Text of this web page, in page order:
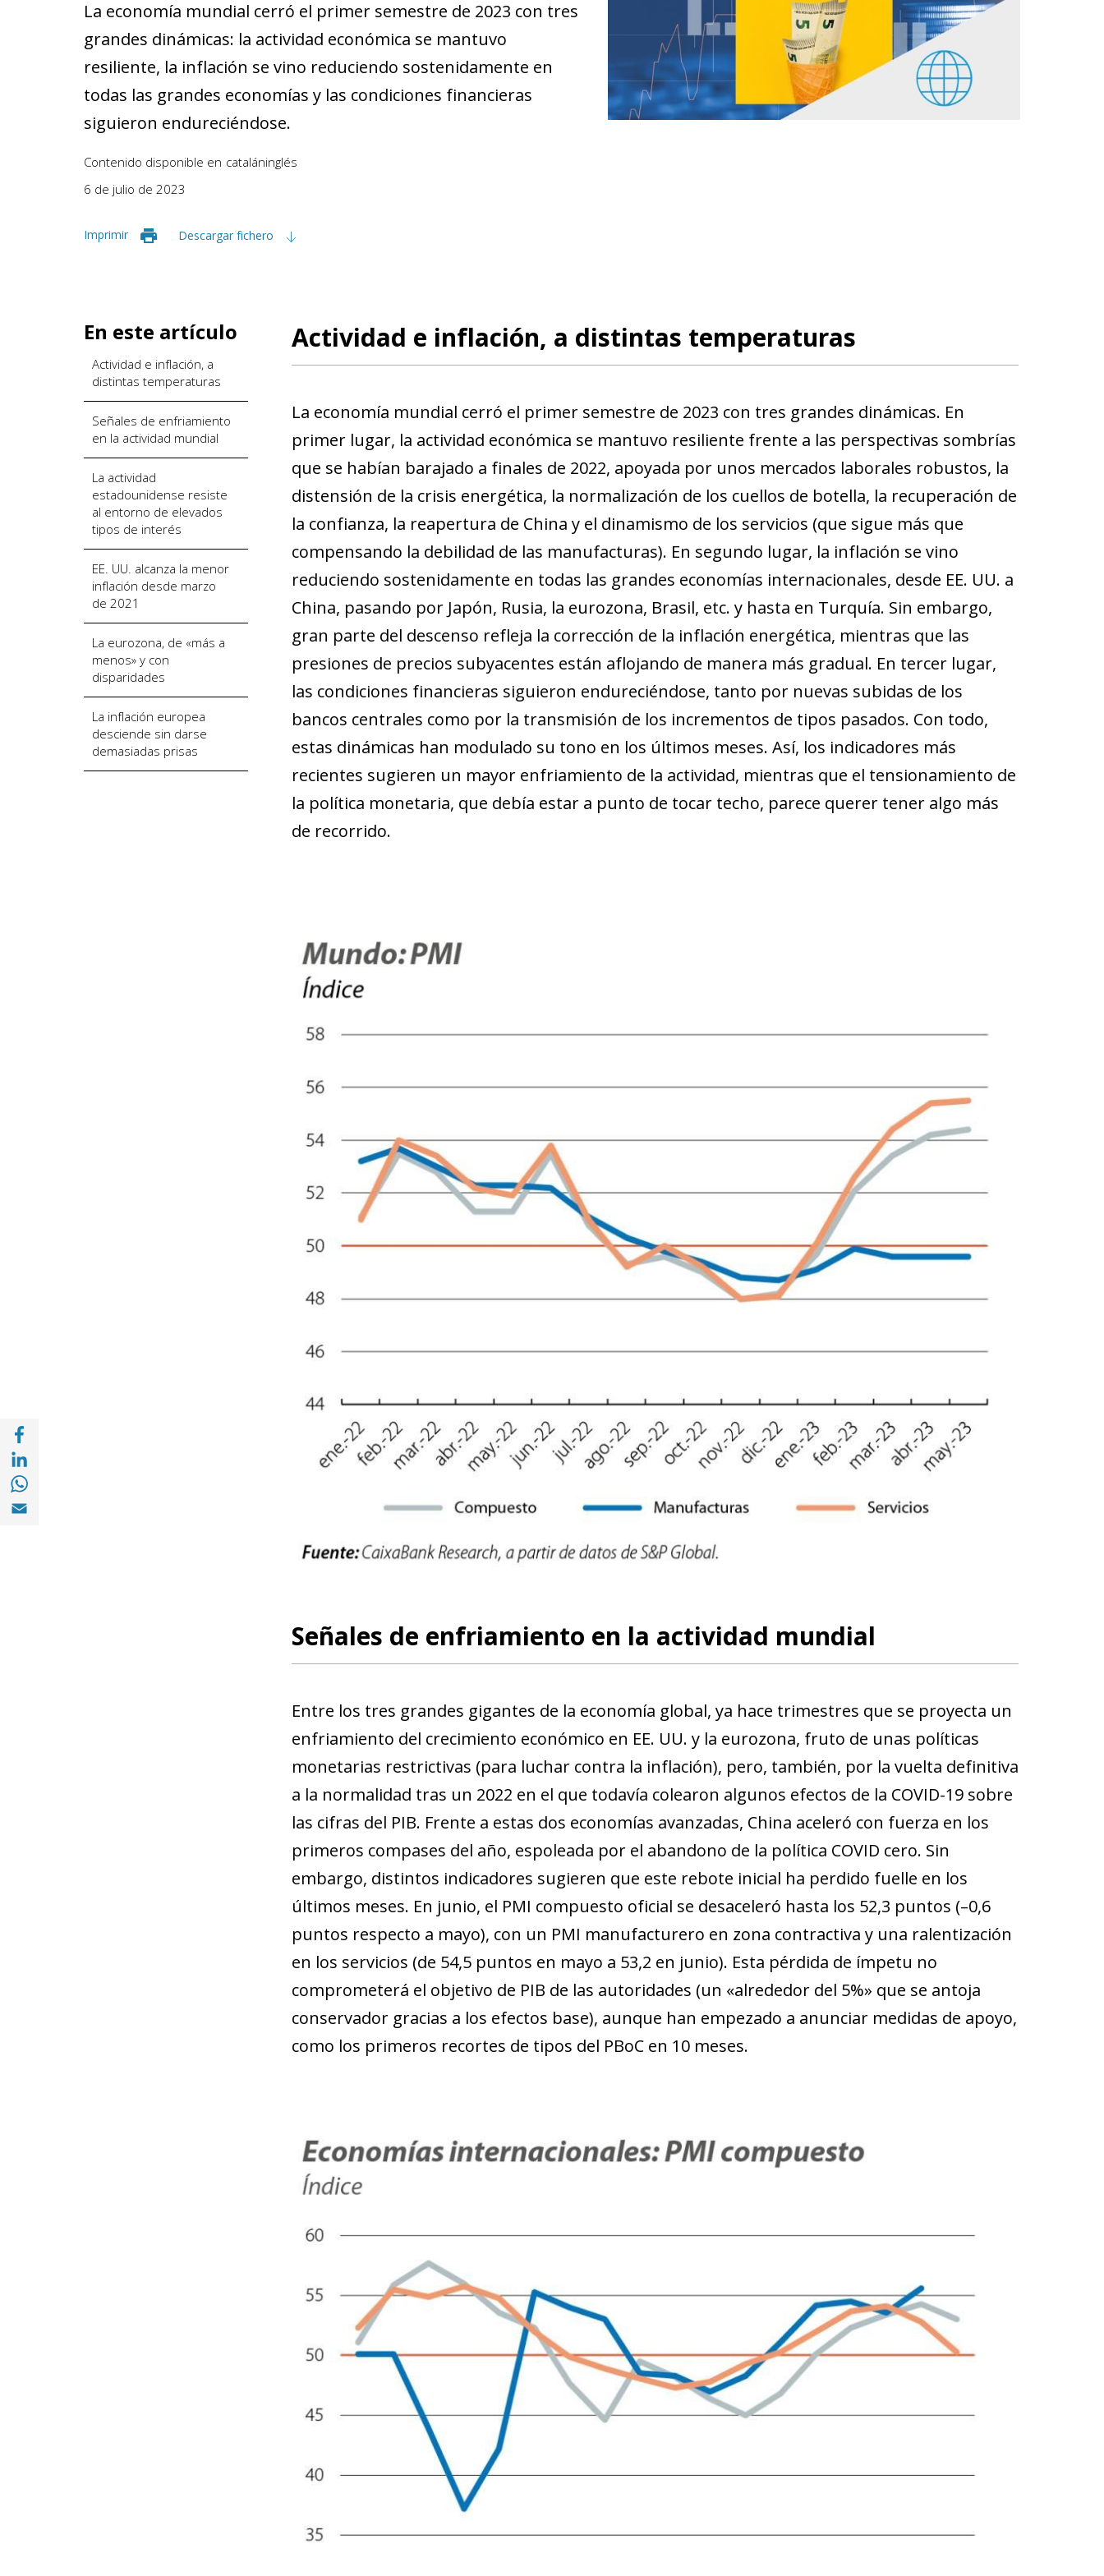
La economía mundial cerró el primer semestre de 2023 con tres
grandes dinámicas: la actividad económica se mantuvo
resiliente, la inflación se vino reduciendo sostenidamente en
todas las grandes economías y las condiciones financieras
siguieron endureciéndose.
Contenido disponible en cataláninglés
6 de julio de 2023
Imprimir Descargar fichero
Compartir en Facebook (opens in a new window)
Compartir en with Linkedin (opens in a new window)
En este artículo
Actividad e inflación, a
distintas temperaturas
Señales de enfriamiento
en la actividad mundial
La actividad
estadounidense resiste
al entorno de elevados
tipos de interés
EE. UU. alcanza la menor
inflación desde marzo
de 2021
La eurozona, de «más a
menos» y con
disparidades
La inflación europea
desciende sin darse
demasiadas prisas
Actividad e inflación, a distintas temperaturas
La economía mundial cerró el primer semestre de 2023 con tres grandes dinámicas. En
primer lugar, la actividad económica se mantuvo resiliente frente a las perspectivas sombrías
que se habían barajado a finales de 2022, apoyada por unos mercados laborales robustos, la
distensión de la crisis energética, la normalización de los cuellos de botella, la recuperación de
la confianza, la reapertura de China y el dinamismo de los servicios (que sigue más que
compensando la debilidad de las manufacturas). En segundo lugar, la inflación se vino
reduciendo sostenidamente en todas las grandes economías internacionales, desde EE. UU. a
China, pasando por Japón, Rusia, la eurozona, Brasil, etc. y hasta en Turquía. Sin embargo,
gran parte del descenso refleja la corrección de la inflación energética, mientras que las
presiones de precios subyacentes están aflojando de manera más gradual. En tercer lugar,
las condiciones financieras siguieron endureciéndose, tanto por nuevas subidas de los
bancos centrales como por la transmisión de los incrementos de tipos pasados. Con todo,
estas dinámicas han modulado su tono en los últimos meses. Así, los indicadores más
recientes sugieren un mayor enfriamiento de la actividad, mientras que el tensionamiento de
la política monetaria, que debía estar a punto de tocar techo, parece querer tener algo más
de recorrido.
Señales de enfriamiento en la actividad mundial
Entre los tres grandes gigantes de la economía global, ya hace trimestres que se proyecta un
enfriamiento del crecimiento económico en EE. UU. y la eurozona, fruto de unas políticas
monetarias restrictivas (para luchar contra la inflación), pero, también, por la vuelta definitiva
a la normalidad tras un 2022 en el que todavía colearon algunos efectos de la COVID-19 sobre
las cifras del PIB. Frente a estas dos economías avanzadas, China aceleró con fuerza en los
primeros compases del año, espoleada por el abandono de la política COVID cero. Sin
embargo, distintos indicadores sugieren que este rebote inicial ha perdido fuelle en los
últimos meses. En junio, el PMI compuesto oficial se desaceleró hasta los 52,3 puntos (–0,6
puntos respecto a mayo), con un PMI manufacturero en zona contractiva y una ralentización
en los servicios (de 54,5 puntos en mayo a 53,2 en junio). Esta pérdida de ímpetu no
comprometerá el objetivo de PIB de las autoridades (un «alrededor del 5%» que se antoja
conservador gracias a los efectos base), aunque han empezado a anunciar medidas de apoyo,
como los primeros recortes de tipos del PBoC en 10 meses.